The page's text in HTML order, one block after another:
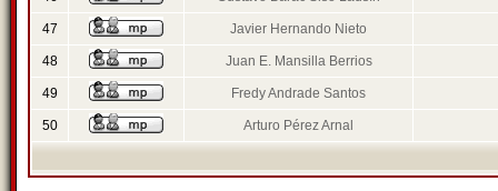
47 Javier Hernando Nieto
48 Juan E. Mansilla Berrios
49 Fredy Andrade Santos
50 Arturo Pérez Arnal